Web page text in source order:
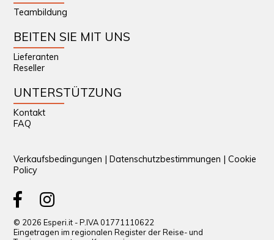
Teambildung
BEITEN SIE MIT UNS
Lieferanten
Reseller
UNTERSTÜTZUNG
Kontakt
FAQ
Verkaufsbedingungen |Datenschutzbestimmungen |Cookie
Policy
© 2026 Esperi.it - P.IVA 01771110622
Eingetragen im regionalen Register der Reise- und